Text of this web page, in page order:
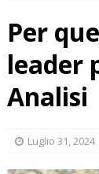
Per
leader
Analisi
Luglio 31, 2024